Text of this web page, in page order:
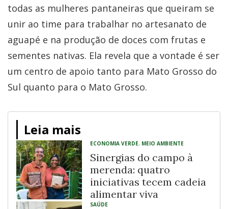
todas as mulheres pantaneiras que queiram se
unir ao time para trabalhar no artesanato de
aguapé e na produção de doces com frutas e
sementes nativas. Ela revela que a vontade é ser
um centro de apoio tanto para Mato Grosso do
Sul quanto para o Mato Grosso.
Leia mais
ECONOMIA VERDE, MEIO AMBIENTE
Sinergias do campo à
merenda: quatro
iniciativas tecem cadeia
alimentar viva
SAÚDE